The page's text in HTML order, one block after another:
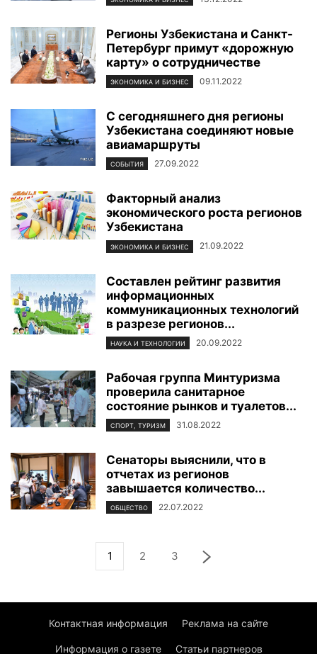
Регионы Узбекистана и Санкт-
Петербург примут «дорожную
карту» о сотрудничестве
ЭКОНОМИКА И БИЗНЕС 09.11.2022
С сегодняшнего дня регионы
Узбекистана соединяют новые
авиамаршруты
СОБЫТИЯ 27.09.2022
Факторный анализ
экономического роста регионов
Узбекистана
ЭКОНОМИКА И БИЗНЕС 21.09.2022
Составлен рейтинг развития
информационных
коммуникационных технологий
в разрезе регионов...
НАУКА И ТЕХНОЛОГИИ 20.09.2022
Рабочая группа Минтуризма
проверила санитарное
состояние рынков и туалетов...
СПОРТ, ТУРИЗМ 31.08.2022
Сенаторы выяснили, что в
отчетах из регионов
завышается количество...
ОБЩЕСТВО 22.07.2022
1 2 3
Контактная информация Реклама на сайте
Информация о газете Статьи партнеров